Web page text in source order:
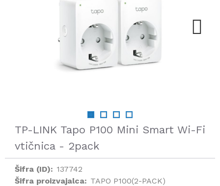
TP-LINK Tapo P100 Mini Smart Wi-Fi
vtičnica - 2pack
Šifra (ID): 137742
Šifra proizvajalca: TAPO P100(2-PACK)